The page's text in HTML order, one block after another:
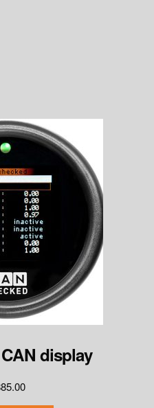
display